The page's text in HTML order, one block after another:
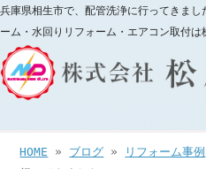
兵庫県相生市で、配管洗浄に行ってきま
ーム・水回りリフォーム・エアコン取付は
HOME » ブログ » リフォーム事例